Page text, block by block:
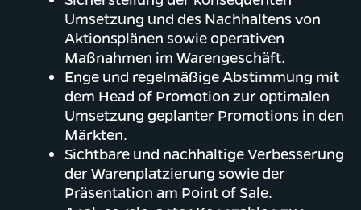
Umsetzung und des Nachhaltens von
Aktionsplänen sowie operativen
Maßnahmen im Warengeschäft.
Enge und regelmäßige Abstimmung mit
dem Head of Promotion zur optimalen
Umsetzung geplanter Promotions in den
Märkten.
Sichtbare und nachhaltige Verbesserung
der Warenplatzierung sowie der
Präsentation am Point of Sale.